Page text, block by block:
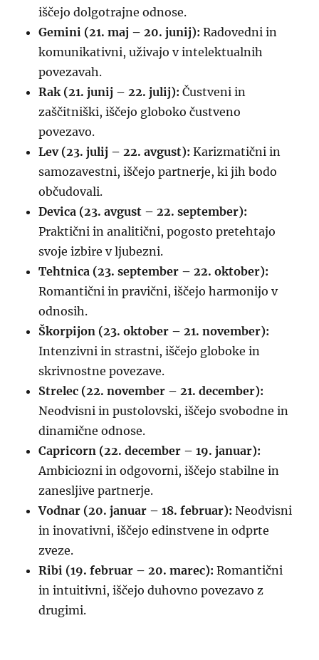
iščejo dolgotrajne odnose.
Gemini (21. maj – 20. junij): Radovedni in
komunikativni, uživajo v intelektualnih
povezavah.
Rak (21. junij – 22. julij): Čustveni in
zaščitniški, iščejo globoko čustveno
povezavo.
Lev (23. julij – 22. avgust): Karizmatični in
samozavestni, iščejo partnerje, ki jih bodo
občudovali.
Devica (23. avgust – 22. september):
Praktični in analitični, pogosto pretehtajo
svoje izbire v ljubezni.
Tehtnica (23. september – 22. oktober):
Romantični in pravični, iščejo harmonijo v
odnosih.
Škorpijon (23. oktober – 21. november):
Intenzivni in strastni, iščejo globoke in
skrivnostne povezave.
Strelec (22. november – 21. december):
Neodvisni in pustolovski, iščejo svobodne in
dinamične odnose.
Capricorn (22. december – 19. januar):
Ambiciozni in odgovorni, iščejo stabilne in
zanesljive partnerje.
Vodnar (20. januar – 18. februar): Neodvisni
in inovativni, iščejo edinstvene in odprte
zveze.
Ribi (19. februar – 20. marec): Romantični
in intuitivni, iščejo duhovno povezavo z
drugimi.